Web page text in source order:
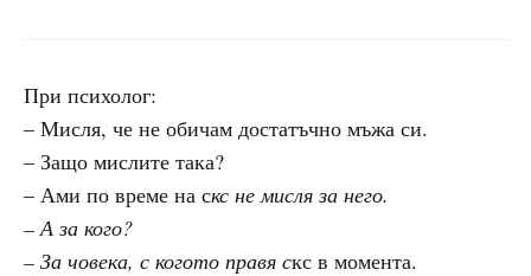
При психолог:
– Мисля, че не обичам достатъчно мъжа си.
– Защо мислите така?
– Ами по време на скс не мисля за него.
– А за кого?
– За човека, с когото правя скс в момента.